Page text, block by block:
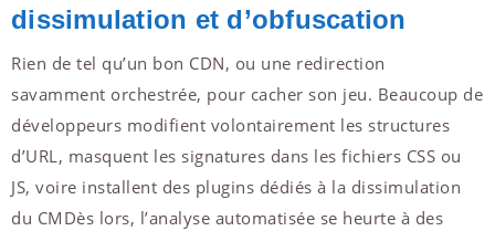
dissimulation et d’obfuscation
Rien de tel qu’un bon CDN, ou une redirection
savamment orchestrée, pour cacher son jeu. Beaucoup de
développeurs modifient volontairement les structures
d’URL, masquent les signatures dans les fichiers CSS ou
JS, voire installent des plugins dédiés à la dissimulation
du CMDès lors, l’analyse automatisée se heurte à des